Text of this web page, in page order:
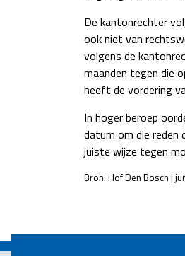
De kantonrechter
ook niet van
volgens de
maanden tegen die
heeft de vordering
In hoger beroep
datum om die reden
juiste wijze tegen
Bron: Hof Den Bosch |